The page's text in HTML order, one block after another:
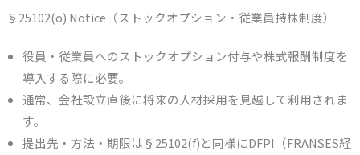
§25102(o) Notice（ストックオプション・従業員持株制度）
役員・従業員へのストックオプション付与や株式報酬制度を
導入する際に必要。
通常、会社設立直後に将来の人材採用を見越して利用されま
す。
提出先・方法・期限は§25102(f)と同様にDFPI（FRANSES経